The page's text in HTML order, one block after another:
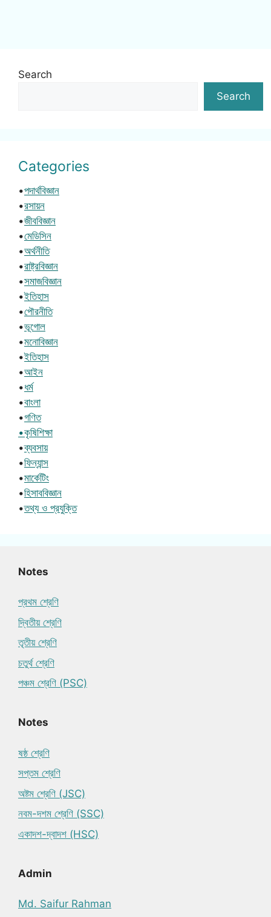
Search
Search
Categories
•পদার্থবিজ্ঞান
•রসায়ন
•জীববিজ্ঞান
•মেডিসিন
•অর্থনীতি
•রাষ্ট্রবিজ্ঞান
•সমাজবিজ্ঞান
•ইতিহাস
•পৌরনীতি
•ভূগোল
•মনোবিজ্ঞান
•ইতিহাস
•আইন
•ধর্ম
•বাংলা
•গণিত
•কৃষিশিক্ষা
•ব্যবসায়
•ফিন্যান্স
•মার্কেটিং
•হিসাববিজ্ঞান
•তথ্য ও প্রযুক্তি
Notes
প্রথম শ্রেণি
দ্বিতীয় শ্রেণি
তৃতীয় শ্রেণি
চতুর্থ শ্রেণি
পঞ্চম শ্রেণি (PSC)
Notes
ষষ্ঠ শ্রেণি
সপ্তম শ্রেণি
অষ্টম শ্রেণি (JSC)
নবম-দশম শ্রেণি (SSC)
একাদশ-দ্বাদশ (HSC)
Admin
Md. Saifur Rahman